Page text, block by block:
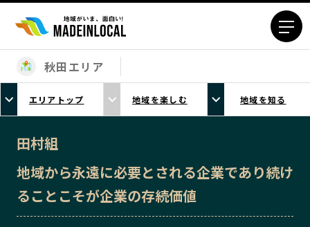
エリアから探す
北海道エリア
青森エリア
岩手エリア
福島エリア
茨城エリア
栃木エリア
群馬エリア
埼玉エリア
千葉エリア
秋田エリア
エリアトップ 地域を楽しむ 地域を知る
田村組
地域から永遠に必要とされる企業であり続け
ることこそが企業の存続価値